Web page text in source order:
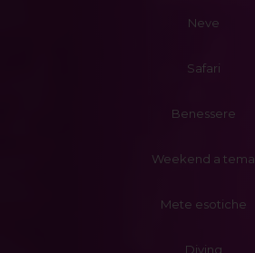
Neve
Safari
Benessere
Weekend a tema
Mete esotiche
Diving